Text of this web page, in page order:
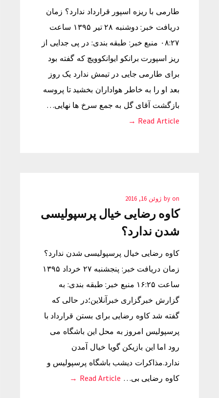
طارمی با ریزه اسپور قرارداد ندارد؟ زمان
دریافت خبر: دوشنبه ۲۸ تیر ۱۳۹۵ ساعت
۰۸:۲۷ منبع خبر: طبقه بندی: در پی جدایی از
ریز اسپورت برانکو ایوانکوویچ که گفته بود
برای طارمی جایی در تیمش ندارد یک روز
بعد او را به خاطر هواداران بخشید تا پروسه
بازگشت آقای گل به جمع سرخ ها نهایی…
Read Article →
by on ژوئن 16, 2016
کاوه رضایی خیال پرسپولیسی
شدن ندارد؟
کاوه رضایی خیال پرسپولیسی شدن ندارد؟
زمان دریافت خبر: پنجشنبه ۲۷ خرداد ۱۳۹۵
ساعت ۱۶:۲۵ منبع خبر: طبقه بندی: به
گزارش خبرگزاری خبرآنلاین؛در حالی که
گفته شد کاوه رضایی برای بستن قرارداد با
پرسپولیس امروز به محل این باشگاه می
رود اما این بازیکن گویا خیال آمدن
ندارد.مذاکرات دیشب باشگاه پرسپولیس و
کاوه رضایی بی… Read Article →